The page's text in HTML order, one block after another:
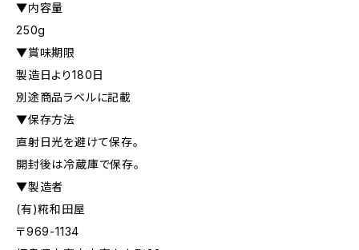
▼内容量
250g
▼賞味期限
製造日より180日
別途商品ラベルに記載
▼保存方法
直射日光を避けて保存。
開封後は冷蔵庫で保存。
▼製造者
(有)糀和田屋
〒969-1134